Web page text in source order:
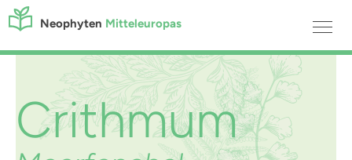
Neophyten Mitteleuropas
Crithmum